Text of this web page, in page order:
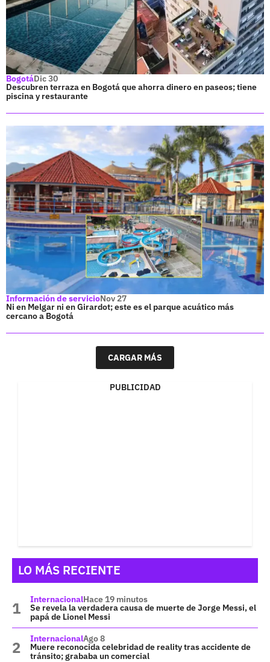
BogotáDic 30
Descubren terraza en Bogotá que ahorra dinero en paseos; tiene
piscina y restaurante
Información de servicioNov 27
Ni en Melgar ni en Girardot; este es el parque acuático más
cercano a Bogotá
CARGAR MÁS
PUBLICIDAD
LO MÁS RECIENTE
InternacionalHace 19 minutos
Se revela la verdadera causa de muerte de Jorge Messi, el
papá de Lionel Messi
InternacionalAgo 8
Muere reconocida celebridad de reality tras accidente de
tránsito; grababa un comercial